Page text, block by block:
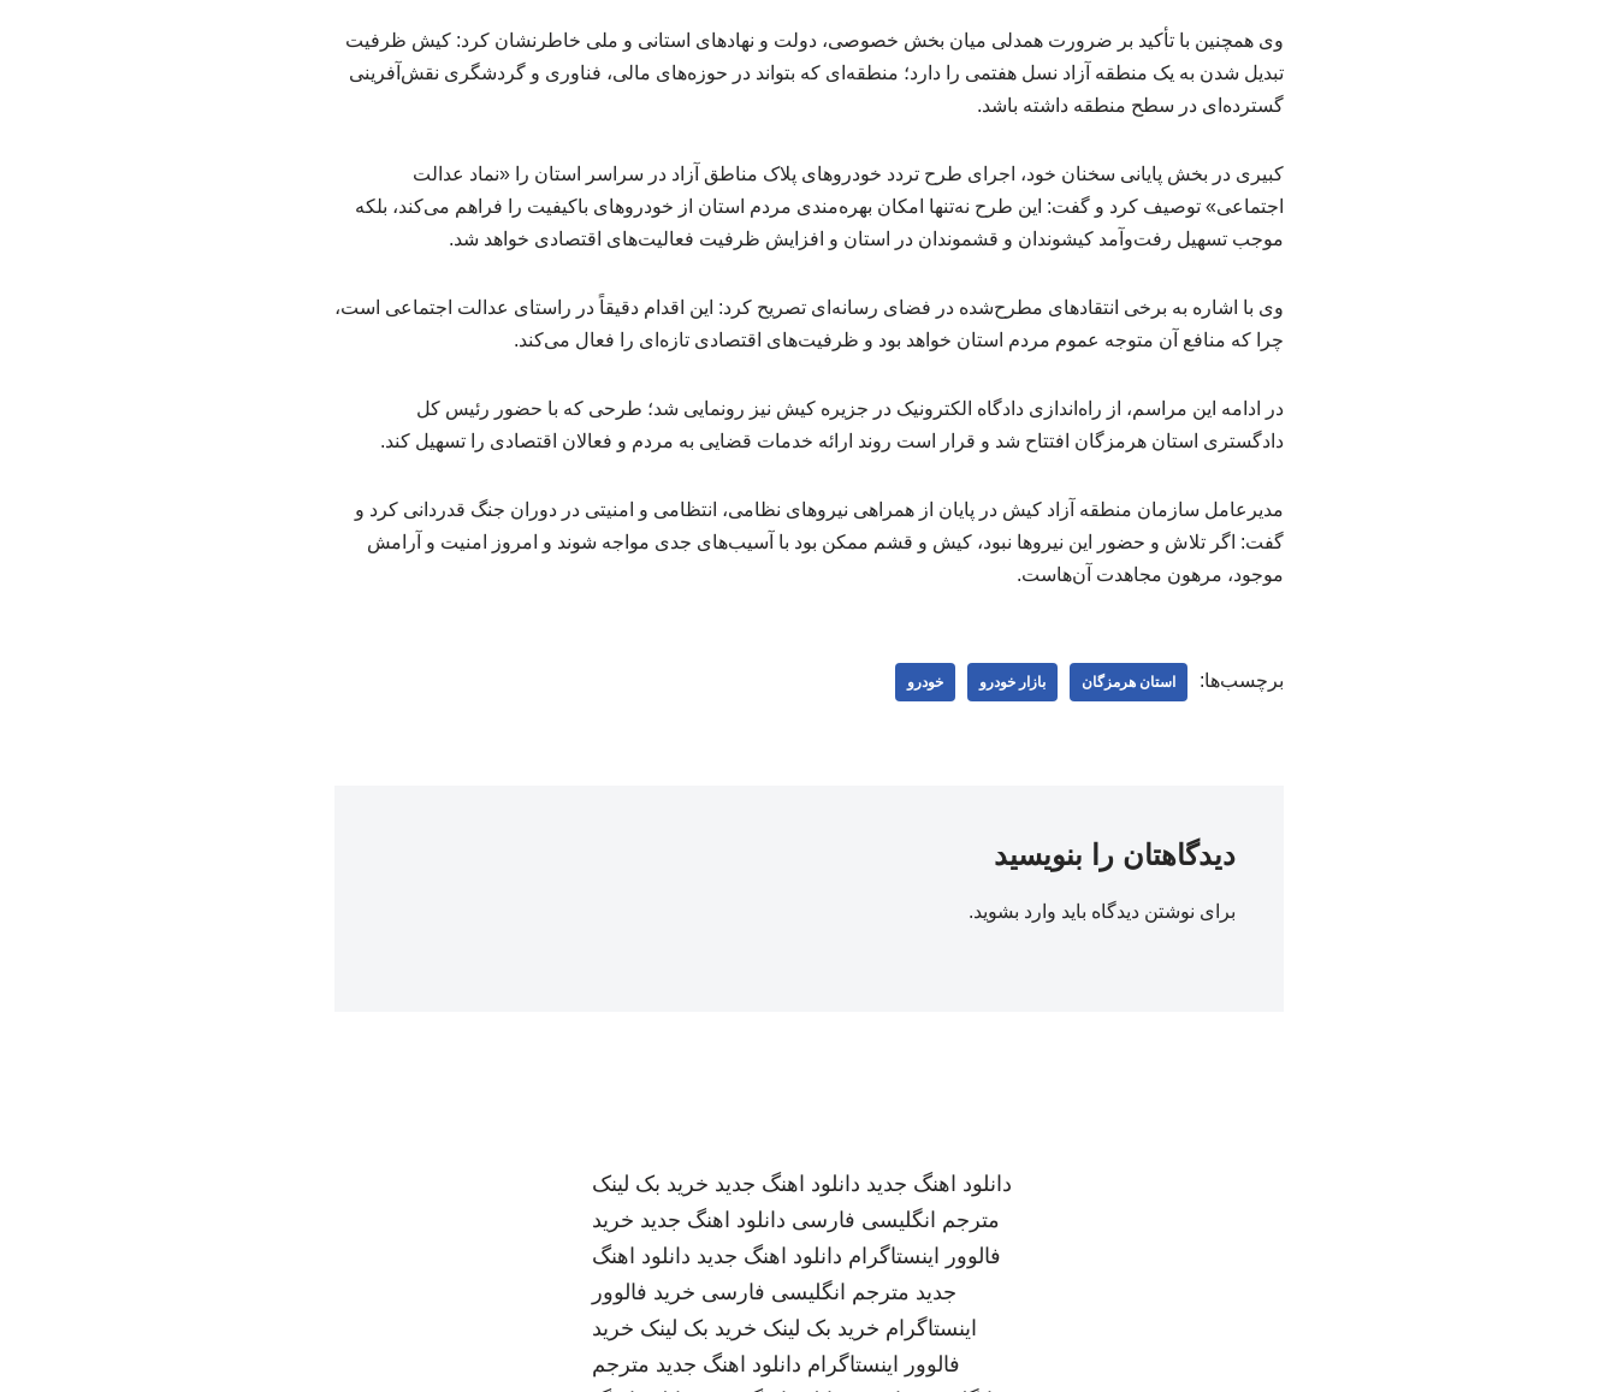
وی همچنین با تأکید بر ضرورت همدلی میان بخش خصوصی، دولت و نهادهای استانی و ملی خاطرنشان کرد: کیش ظرفیت
تبدیل شدن به یک منطقه آزاد نسل هفتمی را دارد؛ منطقه‌ای که بتواند در حوزه‌های مالی، فناوری و گردشگری نقش‌آفرینی
گسترده‌ای در سطح منطقه داشته باشد.
کبیری در بخش پایانی سخنان خود، اجرای طرح تردد خودروهای پلاک مناطق آزاد در سراسر استان را «نماد عدالت
اجتماعی» توصیف کرد و گفت: این طرح نه‌تنها امکان بهره‌مندی مردم استان از خودروهای باکیفیت را فراهم می‌کند، بلکه
موجب تسهیل رفت‌وآمد کیشوندان و قشموندان در استان و افزایش ظرفیت فعالیت‌های اقتصادی خواهد شد.
وی با اشاره به برخی انتقادهای مطرح‌شده در فضای رسانه‌ای تصریح کرد: این اقدام دقیقاً در راستای عدالت اجتماعی است،
چرا که منافع آن متوجه عموم مردم استان خواهد بود و ظرفیت‌های اقتصادی تازه‌ای را فعال می‌کند.
در ادامه این مراسم، از راه‌اندازی دادگاه الکترونیک در جزیره کیش نیز رونمایی شد؛ طرحی که با حضور رئیس کل
دادگستری استان هرمزگان افتتاح شد و قرار است روند ارائه خدمات قضایی به مردم و فعالان اقتصادی را تسهیل کند.
مدیرعامل سازمان منطقه آزاد کیش در پایان از همراهی نیروهای نظامی، انتظامی و امنیتی در دوران جنگ قدردانی کرد و
گفت: اگر تلاش و حضور این نیروها نبود، کیش و قشم ممکن بود با آسیب‌های جدی مواجه شوند و امروز امنیت و آرامش
موجود، مرهون مجاهدت آن‌هاست.
برچسب‌ها: استان هرمزگان بازار خودرو خودرو
دیدگاهتان را بنویسید
برای نوشتن دیدگاه باید وارد بشوید.
دانلود اهنگ جدید دانلود اهنگ جدید خرید بک لینک
مترجم انگلیسی فارسی دانلود اهنگ جدید خرید
فالوور اینستاگرام دانلود اهنگ جدید دانلود اهنگ
جدید مترجم انگلیسی فارسی خرید فالوور
اینستاگرام خرید بک لینک خرید بک لینک خرید
فالوور اینستاگرام دانلود اهنگ جدید مترجم